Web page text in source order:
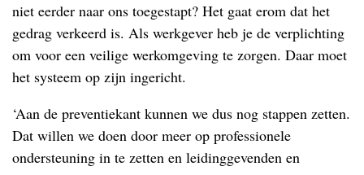
niet eerder naar ons toegestapt? Het gaat erom dat het
gedrag verkeerd is. Als werkgever heb je de verplichting
om voor een veilige werkomgeving te zorgen. Daar moet
het systeem op zijn ingericht.
‘Aan de preventiekant kunnen we dus nog stappen zetten.
Dat willen we doen door meer op professionele
ondersteuning in te zetten en leidinggevenden en